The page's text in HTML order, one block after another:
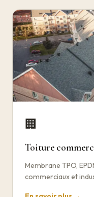
🏢
Toiture
Membrane TPO,
commerciaux et